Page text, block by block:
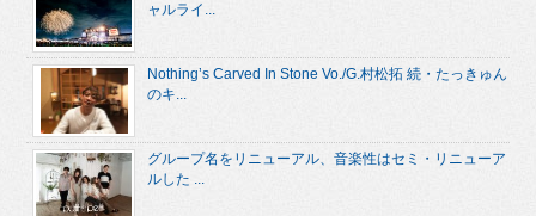
ャルライ...
Nothing’s Carved In Stone Vo./G.村松拓 続・たっきゅん
のキ...
グループ名をリニューアル、音楽性はセミ・リニューア
ルした ...